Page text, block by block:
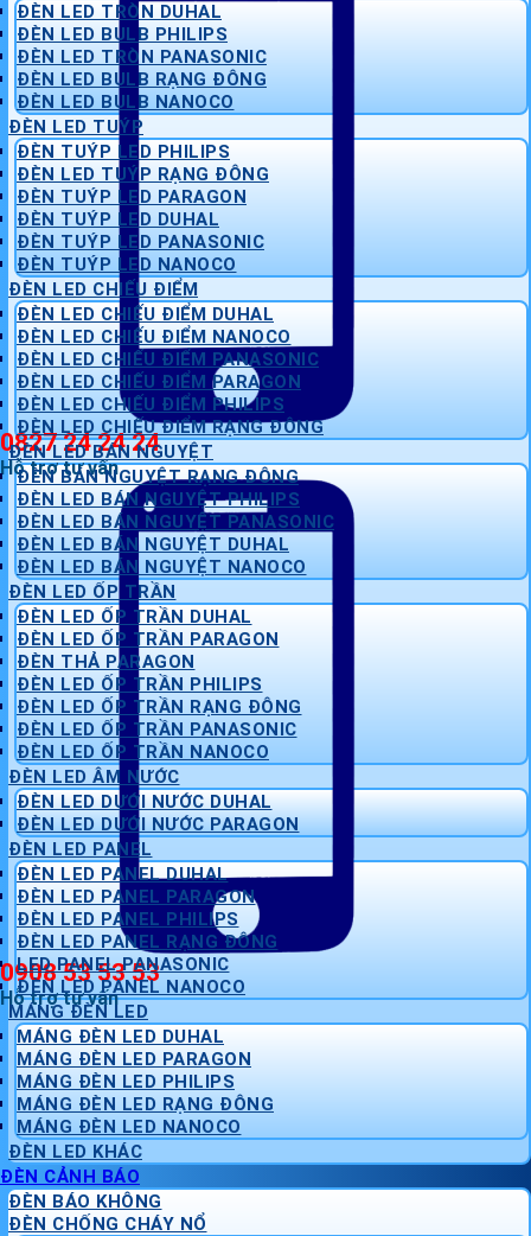
0827 24 24 24
Hỗ trợ tư vấn
0908 53 53 53
Hỗ trợ tư vấn
ĐÈN LED TRÒN DUHAL
ĐÈN LED BULB PHILIPS
ĐÈN LED TRÒN PANASONIC
ĐÈN LED BULB RẠNG ĐÔNG
ĐÈN LED BULB NANOCO
ĐÈN LED TUÝP
ĐÈN TUÝP LED PHILIPS
ĐÈN LED TUÝP RẠNG ĐÔNG
ĐÈN TUÝP LED PARAGON
ĐÈN TUÝP LED DUHAL
ĐÈN TUÝP LED PANASONIC
ĐÈN TUÝP LED NANOCO
ĐÈN LED CHIẾU ĐIỂM
ĐÈN LED CHIẾU ĐIỂM DUHAL
ĐÈN LED CHIẾU ĐIỂM NANOCO
ĐÈN LED CHIẾU ĐIỂM PANASONIC
ĐÈN LED CHIẾU ĐIỂM PARAGON
ĐÈN LED CHIẾU ĐIỂM PHILIPS
ĐÈN LED CHIẾU ĐIỂM RẠNG ĐÔNG
ĐÈN LED BÁN NGUYỆT
ĐÈN BÁN NGUYỆT RẠNG ĐÔNG
ĐÈN LED BÁN NGUYỆT PHILIPS
ĐÈN LED BÁN NGUYỆT PANASONIC
ĐÈN LED BÁN NGUYỆT DUHAL
ĐÈN LED BÁN NGUYỆT NANOCO
ĐÈN LED ỐP TRẦN
ĐÈN LED ỐP TRẦN DUHAL
ĐÈN LED ỐP TRẦN PARAGON
ĐÈN THẢ PARAGON
ĐÈN LED ỐP TRẦN PHILIPS
ĐÈN LED ỐP TRẦN RẠNG ĐÔNG
ĐÈN LED ỐP TRẦN PANASONIC
ĐÈN LED ỐP TRẦN NANOCO
ĐÈN LED ÂM NƯỚC
ĐÈN LED DƯỚI NƯỚC DUHAL
ĐÈN LED DƯỚI NƯỚC PARAGON
ĐÈN LED PANEL
ĐÈN LED PANEL DUHAL
ĐÈN LED PANEL PARAGON
ĐÈN LED PANEL PHILIPS
ĐÈN LED PANEL RẠNG ĐÔNG
LED PANEL PANASONIC
ĐÈN LED PANEL NANOCO
MÁNG ĐÈN LED
MÁNG ĐÈN LED DUHAL
MÁNG ĐÈN LED PARAGON
MÁNG ĐÈN LED PHILIPS
MÁNG ĐÈN LED RẠNG ĐÔNG
MÁNG ĐÈN LED NANOCO
ĐÈN LED KHÁC
ĐÈN CẢNH BÁO
ĐÈN BÁO KHÔNG
ĐÈN CHỐNG CHÁY NỔ